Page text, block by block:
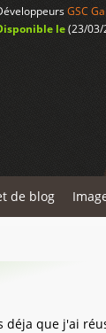
GSC
le(23/03/
de blog
déja que j'ai